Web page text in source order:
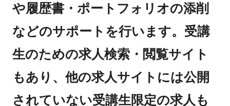
や履歴書・ポートフォリオの添削
などのサポートを行います。受講
生のための求人検索・閲覧サイト
もあり、他の求人サイトには公開
されていない受講生限定の求人も